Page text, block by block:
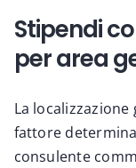
Stipendi
per area
La
fattore
consulente